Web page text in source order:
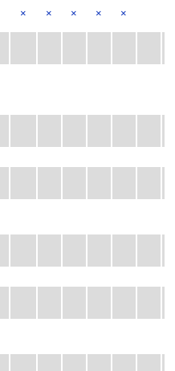
× × × × ×